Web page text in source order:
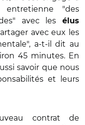
"des
avec les élus
avec eux les
a-t-il dit au
45 minutes. En
savoir que nous
et leurs
contrat de